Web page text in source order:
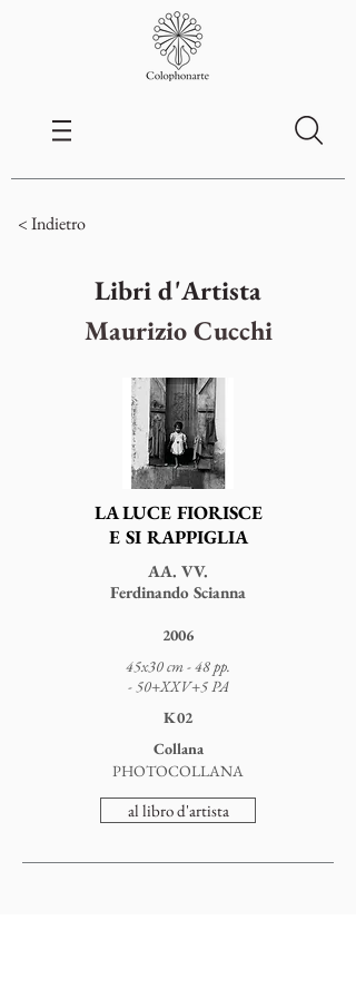
< Indietro
Maurizio Cucchi
Libri d'Artista
LA LUCE FIORISCE
E SI RAPPIGLIA
AA. VV.
Ferdinando Scianna
2006
45x30 cm - 48 pp.
- 50+XXV+5 PA
K02
Collana
PHOTOCOLLANA
al libro d'artista